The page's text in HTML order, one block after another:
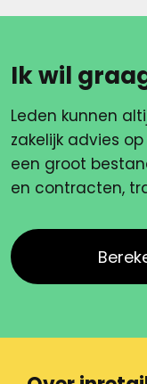
Ik wil
Leden kunnen
zakelijk advies
een groot
en contracten,